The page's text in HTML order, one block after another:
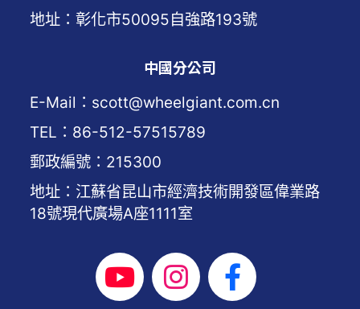
地址：彰化市50095自強路193號
中國分公司
E-Mail：scott@wheelgiant.com.cn
TEL：86-512-57515789
郵政編號：215300
地址：江蘇省昆山市經濟技術開發區偉業路
18號現代廣場A座1111室